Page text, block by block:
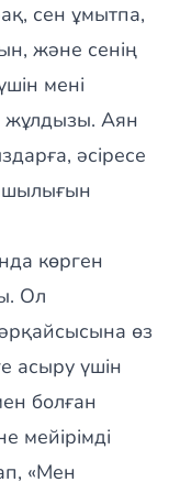
сен ұмытпа,
және сенің
мені
жұлдызы. Аян
әсіресе
көрген
Ол
өз
асыру үшін
болған
мейірімді
«Мен